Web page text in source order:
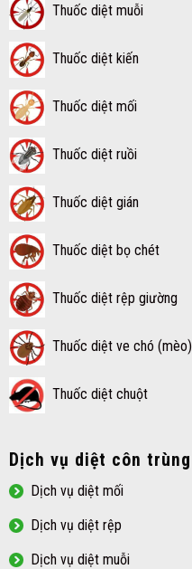
Thuốc diệt muỗi
Thuốc diệt kiến
Thuốc diệt mối
Thuốc diệt ruồi
Thuốc diệt gián
Thuốc diệt bọ chét
Thuốc diệt rệp giường
Thuốc diệt ve chó (mèo)
Thuốc diệt chuột
Dịch vụ diệt côn trùng
Dịch vụ diệt mối
Dịch vụ diệt rệp
Dịch vụ diệt muỗi